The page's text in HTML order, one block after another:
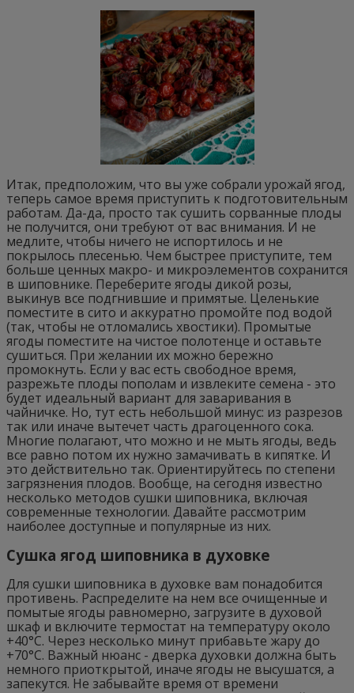
Итак, предположим, что вы уже собрали урожай ягод,
теперь самое время приступить к подготовительным
работам. Да-да, просто так сушить сорванные плоды
не получится, они требуют от вас внимания. И не
медлите, чтобы ничего не испортилось и не
покрылось плесенью. Чем быстрее приступите, тем
больше ценных макро- и микроэлементов сохранится
в шиповнике. Переберите ягоды дикой розы,
выкинув все подгнившие и примятые. Целенькие
поместите в сито и аккуратно промойте под водой
(так, чтобы не отломались хвостики). Промытые
ягоды поместите на чистое полотенце и оставьте
сушиться. При желании их можно бережно
промокнуть. Если у вас есть свободное время,
разрежьте плоды пополам и извлеките семена - это
будет идеальный вариант для заваривания в
чайничке. Но, тут есть небольшой минус: из разрезов
так или иначе вытечет часть драгоценного сока.
Многие полагают, что можно и не мыть ягоды, ведь
все равно потом их нужно замачивать в кипятке. И
это действительно так. Ориентируйтесь по степени
загрязнения плодов. Вообще, на сегодня известно
несколько методов сушки шиповника, включая
современные технологии. Давайте рассмотрим
наиболее доступные и популярные из них.
Сушка ягод шиповника в духовке
Для сушки шиповника в духовке вам понадобится
противень. Распределите на нем все очищенные и
помытые ягоды равномерно, загрузите в духовой
шкаф и включите термостат на температуру около
+40°C. Через несколько минут прибавьте жару до
+70°С. Важный нюанс - дверка духовки должна быть
немного приоткрытой, иначе ягоды не высушатся, а
запекутся. Не забывайте время от времени